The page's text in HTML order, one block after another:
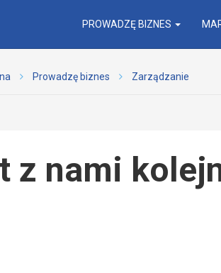
PROWADZĘ BIZNES
Prowadzę biznes Zarządzanie
z nami